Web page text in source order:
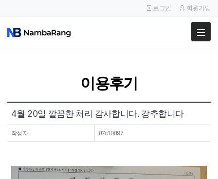
팔고
공지사항
이용후기
로그인 회원가입
이용후기
4월 20일 깔끔한 처리 감사합니다. 강추합니다
작성자 87c10897